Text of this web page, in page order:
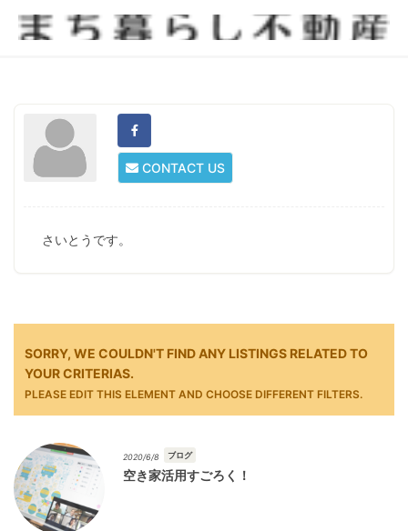
CONTACT US
さいとうです。
SORRY, WE COULDN'T FIND ANY LISTINGS RELATED TO
YOUR CRITERIAS.
PLEASE EDIT THIS ELEMENT AND CHOOSE DIFFERENT FILTERS.
2020/6/8 ブログ
空き家活用すごろく！